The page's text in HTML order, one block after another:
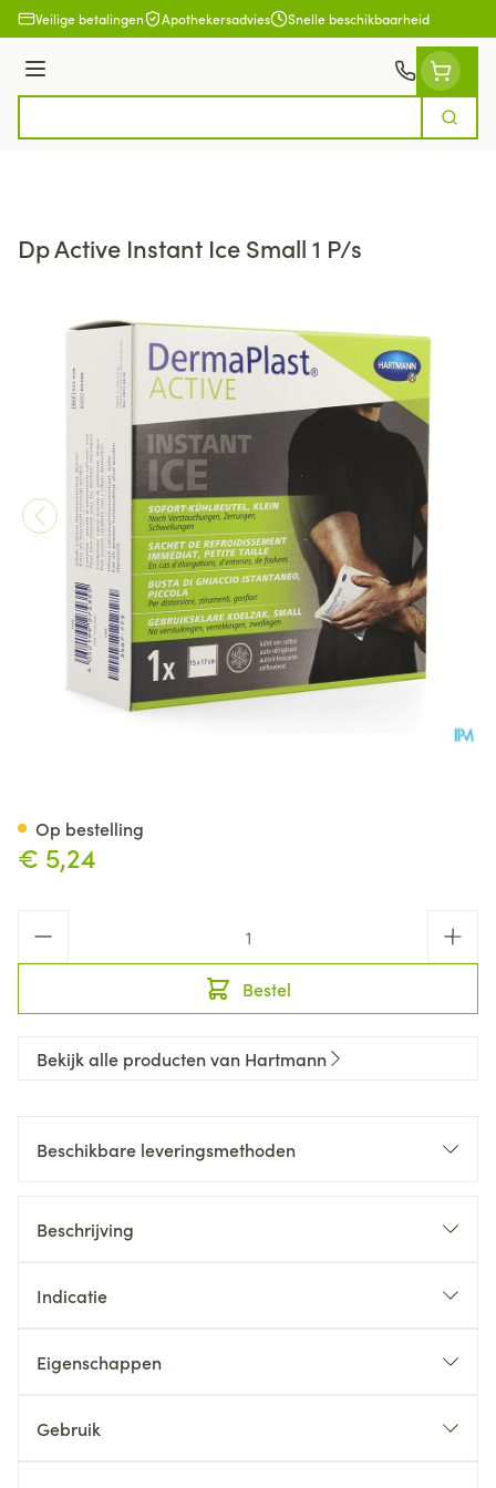
Ga naar de inhoud
Veilige betalingen Apothekersadvies Snelle beschikbaarheid
Menu
Zoek
Dp Active Instant Ice Small 1 P/s
€ 5,24
Bestel
Op bestelling
Bekijk alle producten van Hartmann
Beschikbare leveringsmethoden
Beschrijving
Indicatie
Eigenschappen
Gebruik